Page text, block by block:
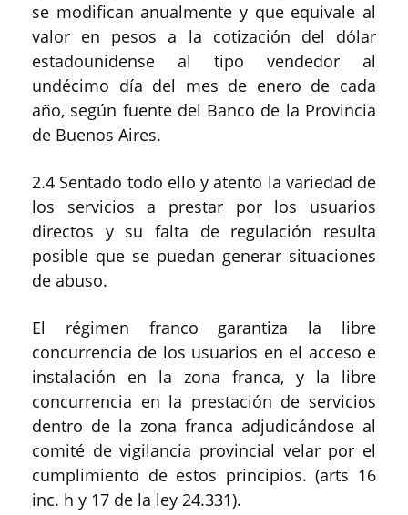
se modifican anualmente y que equivale al
valor en pesos a la cotización del dólar
estadounidense al tipo vendedor al
undécimo día del mes de enero de cada
año, según fuente del Banco de la Provincia
de Buenos Aires.
2.4 Sentado todo ello y atento la variedad de
los servicios a prestar por los usuarios
directos y su falta de regulación resulta
posible que se puedan generar situaciones
de abuso.
El régimen franco garantiza la libre
concurrencia de los usuarios en el acceso e
instalación en la zona franca, y la libre
concurrencia en la prestación de servicios
dentro de la zona franca adjudicándose al
comité de vigilancia provincial velar por el
cumplimiento de estos principios. (arts 16
inc. h y 17 de la ley 24.331).